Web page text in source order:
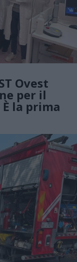
Ovest
per il
la prima